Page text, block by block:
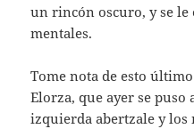
un rincón oscuro, y se le
mentales.
Tome nota de esto
Elorza, que ayer se
izquierda abertzale y los